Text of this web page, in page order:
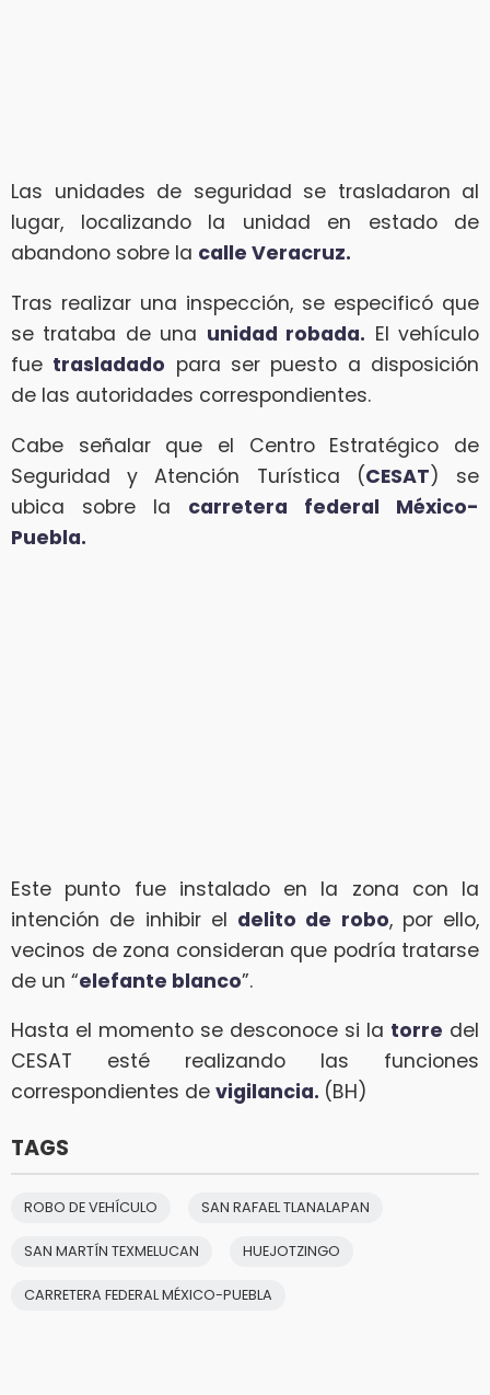
Las unidades de seguridad se trasladaron al
lugar, localizando la unidad en estado de
abandono sobre la calle Veracruz.
Tras realizar una inspección, se especificó que
se trataba de una unidad robada. El vehículo
fue trasladado para ser puesto a disposición
de las autoridades correspondientes.
Cabe señalar que el Centro Estratégico de
Seguridad y Atención Turística (CESAT) se
ubica sobre la carretera federal México-
Puebla.
Este punto fue instalado en la zona con la
intención de inhibir el delito de robo, por ello,
vecinos de zona consideran que podría tratarse
de un “elefante blanco”.
Hasta el momento se desconoce si la torre del
CESAT esté realizando las funciones
correspondientes de vigilancia. (BH)
TAGS
ROBO DE VEHÍCULO SAN RAFAEL TLANALAPAN
SAN MARTÍN TEXMELUCAN HUEJOTZINGO
CARRETERA FEDERAL MÉXICO-PUEBLA